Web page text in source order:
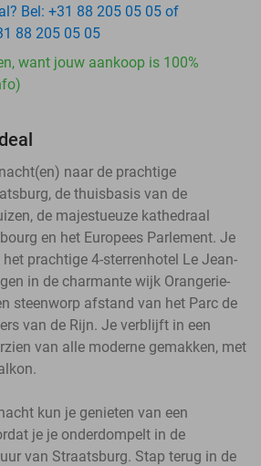
Bel: +31 88 205 05 05 of
88 205 05 05
want jouw aankoop is 100%
naar de prachtige
de thuisbasis van de
de majestueuze kathedraal
en het Europees Parlement. Je
prachtige 4-sterrenhotel Le Jean-
in de charmante wijk Orangerie-
steenworp afstand van het Parc de
van de Rijn. Je verblijft in een
van alle moderne gemakken, met
kun je genieten van een
je je onderdompelt in de
van Straatsburg. Stap terug in de